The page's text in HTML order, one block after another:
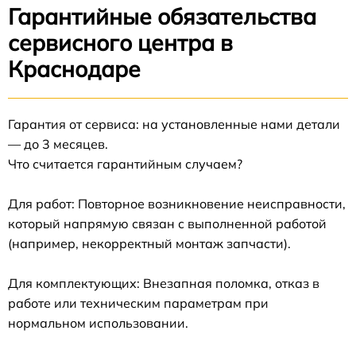
Гарантийные обязательства
сервисного центра в
Краснодаре
Гарантия от сервиса: на установленные нами детали
— до 3 месяцев.
Что считается гарантийным случаем?
Для работ: Повторное возникновение неисправности,
который напрямую связан с выполненной работой
(например, некорректный монтаж запчасти).
Для комплектующих: Внезапная поломка, отказ в
работе или техническим параметрам при
нормальном использовании.